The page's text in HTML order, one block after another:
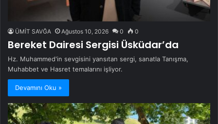
ÜMİT SAVĞA Ağustos 10, 2026 0 0
Bereket Dairesi Sergisi Üsküdar’da
Hz. Muhammed'in sevgisini yansıtan sergi, sanatla Tanışma,
Muhabbet ve Hasret temalarını işliyor.
Devamını Oku »